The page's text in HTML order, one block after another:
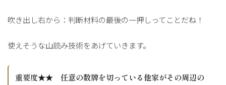
吹き出し右から：判断材料の最後の一押しってことだね！
使えそうな山読み技術をあげていきます。
重要度★★ 任意の数牌を切っている他家がその周辺の